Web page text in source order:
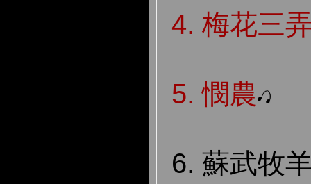
4.梅花三
5.憫農
6. 蘇武牧